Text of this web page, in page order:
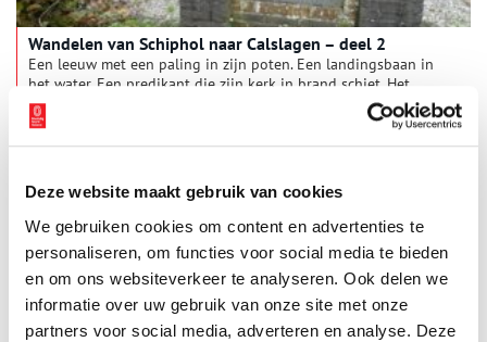
Deze website maakt gebruik van cookies
We gebruiken cookies om content en advertenties te
personaliseren, om functies voor social media te bieden
en om ons websiteverkeer te analyseren. Ook delen we
informatie over uw gebruik van onze site met onze
partners voor social media, adverteren en analyse. Deze
Wandelen van Schiphol naar Calslagen – deel 2
Een leeuw met een paling in zijn poten. Een landingsbaan in
het water. Een predikant die zijn kerk in brand schiet. Het
wordt een boeiend tochtje vandaag. De vraag is wat
Vrouwentroost te maken heeft met Napoleon. En: Gooide een
boze Wim Kan echt zijn lintje in de plas?